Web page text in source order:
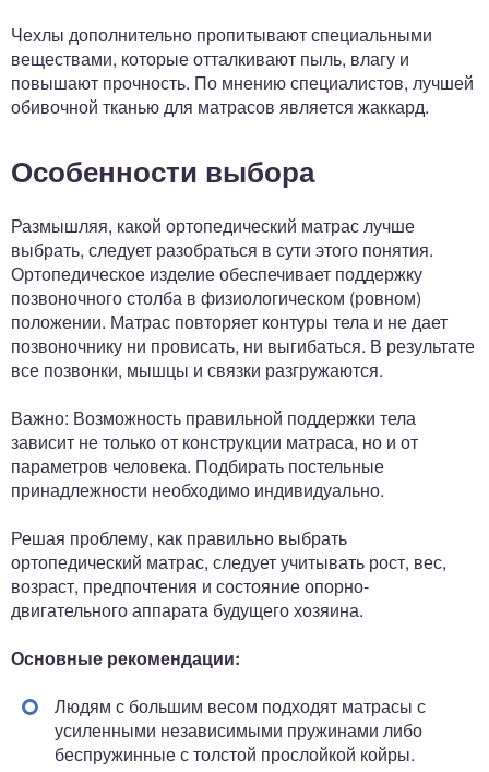
Чехлы дополнительно пропитывают специальными
веществами, которые отталкивают пыль, влагу и
повышают прочность. По мнению специалистов, лучшей
обивочной тканью для матрасов является жаккард.
Особенности выбора
Размышляя, какой ортопедический матрас лучше
выбрать, следует разобраться в сути этого понятия.
Ортопедическое изделие обеспечивает поддержку
позвоночного столба в физиологическом (ровном)
положении. Матрас повторяет контуры тела и не дает
позвоночнику ни провисать, ни выгибаться. В результате
все позвонки, мышцы и связки разгружаются.
Важно: Возможность правильной поддержки тела
зависит не только от конструкции матраса, но и от
параметров человека. Подбирать постельные
принадлежности необходимо индивидуально.
Решая проблему, как правильно выбрать
ортопедический матрас, следует учитывать рост, вес,
возраст, предпочтения и состояние опорно-
двигательного аппарата будущего хозяина.
Основные рекомендации:
Людям с большим весом подходят матрасы с
усиленными независимыми пружинами либо
беспружинные с толстой прослойкой койры.